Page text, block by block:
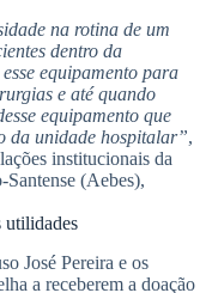
na rotina de um
dentro da
equipamento para
e até quando
equipamento que
da unidade hospitalar”,
institucionais da
(Aebes),
utilidades
José Pereira e os
a receberem a doação